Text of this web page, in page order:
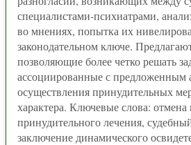
специалистами-психиатрами,
во мнениях, попытка их
законодательном ключе.
позволяющие более четко решать
ассоциированные с предложенным
осуществления принудительных
характера. Ключевые слова:
принудительного лечения,
заключение динамического